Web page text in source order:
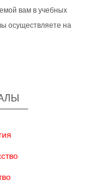
вам в учебных
осуществляете на